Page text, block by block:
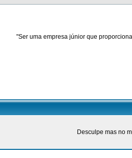
"Ser uma empresa júnior que
Desculpe mas no